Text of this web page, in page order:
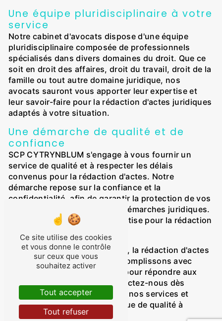
Une équipe pluridisciplinaire à votre
service
Notre cabinet d'avocats dispose d'une équipe
pluridisciplinaire composée de professionnels
spécialisés dans divers domaines du droit. Que ce
soit en droit des affaires, droit du travail, droit de la
famille ou tout autre domaine juridique, nos
avocats sauront vous apporter leur expertise et
leur savoir-faire pour la rédaction d'actes juridiques
adaptés à votre situation.
Une démarche de qualité et de
confiance
SCP CYTRYNBLUM s'engage à vous fournir un
service de qualité et à respecter les délais
convenus pour la rédaction d'actes. Notre
démarche repose sur la confiance et la
confidentialité, afin de garantir la protection de vos
intérêts et la réussite de vos démarches juridiques.
Faites confiance à notre expertise pour la rédaction
Au sein de SCP CYTRYNBLUM, la rédaction d'actes
est une mission que nous accomplissons avec
rigueur et professionnalisme pour répondre aux
attentes de nos clients. Contactez-nous dès
aujourd'hui pour bénéficier de nos services et
obtenir une assistance juridique de qualité à
Hombourg Haut.
Ce site utilise des cookies
et vous donne le contrôle
sur ceux que vous
souhaitez activer
Tout accepter
Tout refuser